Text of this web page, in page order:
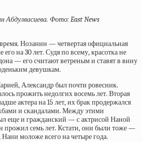
Абдулвасиева. Фото: East News
Нозанин — четвертая официальная
на 30 лет. Судя по всему, красотка не
— его считают ветреным и ставят в вину
девушкам.
Александр был почти ровесник.
прожить недолгих восемь лет. Вторая
актера на 15 лет, их брак продержался
и скандалами. Между этими
еще и гражданский — с актрисой Наной
прожил семь лет. Кстати, они были тоже —
моложе всего на четыре года.